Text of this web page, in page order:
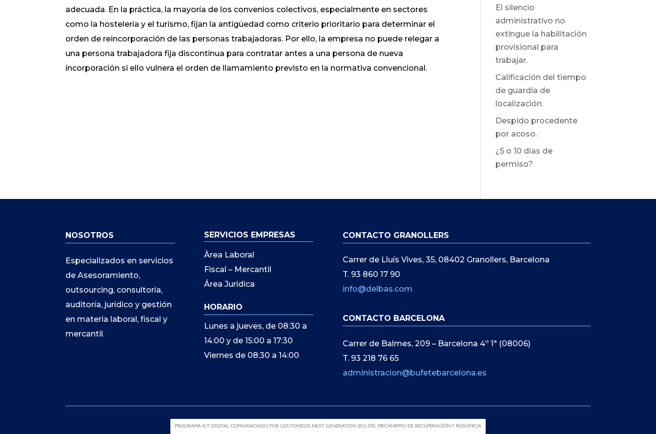
adecuada. En la práctica, la mayoría de los convenios colectivos, especialmente en sectores
como la hostelería y el turismo, fijan la antigüedad como criterio prioritario para determinar el
orden de reincorporación de las personas trabajadoras. Por ello, la empresa no puede relegar a
una persona trabajadora fija discontinua para contratar antes a una persona de nueva
incorporación si ello vulnera el orden de llamamiento previsto en la normativa convencional.
El silencio
administrativo no
extingue la habilitación
provisional para
trabajar.
Calificación del tiempo
de guardia de
localización.
Despido procedente
por acoso.
¿5 o 10 días de
permiso?
NOSOTROS
Especializados en servicios
de Asesoramiento,
outsourcing, consultoría,
auditoría, jurídico y gestión
en materia laboral, fiscal y
mercantil.
SERVICIOS EMPRESAS
Àrea Laboral
Fiscal – Mercantil
Área Jurídica
HORARIO
Lunes a jueves, de 08:30 a
14:00 y de 15:00 a 17:30
Viernes de 08:30 a 14:00
CONTACTO GRANOLLERS
Carrer de Lluís Vives, 35, 08402 Granollers, Barcelona
T. 93 860 17 90
info@delbas.com
CONTACTO BARCELONA
Carrer de Balmes, 209 – Barcelona 4º 1ª (08006)
T. 93 218 76 65
administracion@bufetebarcelona.es